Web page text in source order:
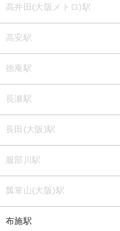
高井田(大阪メトロ)駅
高安駅
徳庵駅
長瀬駅
長田(大阪)駅
服部川駅
瓢箪山(大阪)駅
布施駅